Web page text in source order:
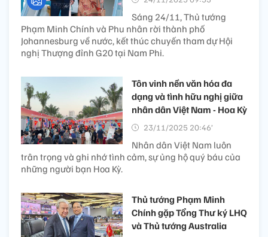
Sáng 24/11, Thủ tướng
Phạm Minh Chính và Phu nhân rời thành phố
Johannesburg về nước, kết thúc chuyến tham dự Hội
nghị Thượng đỉnh G20 tại Nam Phi.
Tôn vinh nền văn hóa đa
dạng và tình hữu nghị giữa
nhân dân Việt Nam - Hoa Kỳ
23/11/2025 20:46’
Nhân dân Việt Nam luôn
trân trọng và ghi nhớ tình cảm, sự ủng hộ quý báu của
những người bạn Hoa Kỳ.
Thủ tướng Phạm Minh
Chính gặp Tổng Thư ký LHQ
và Thủ tướng Australia